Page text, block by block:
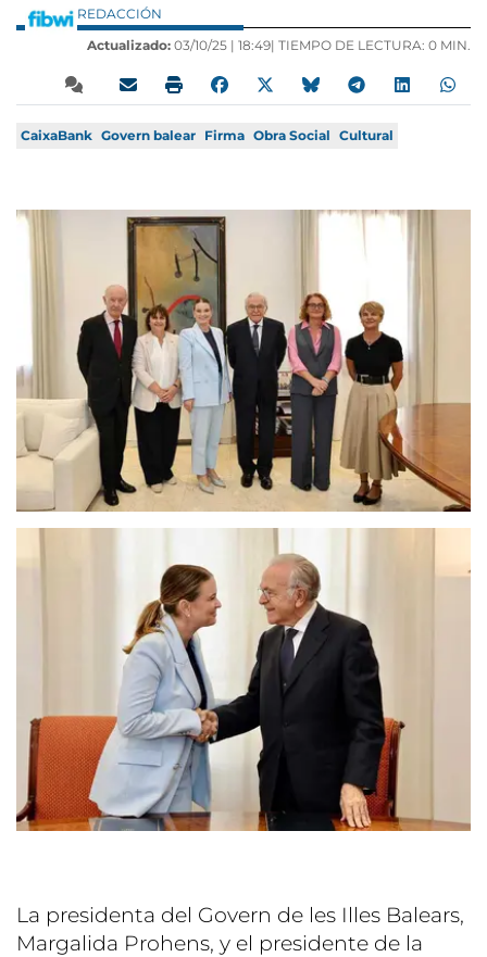
REDACCIÓN
Actualizado: 03/10/25 | 18:49| TIEMPO DE LECTURA: 0 MIN.
CaixaBank Govern balear Firma Obra Social Cultural
La presidenta del Govern de les Illes Balears,
Margalida Prohens, y el presidente de la